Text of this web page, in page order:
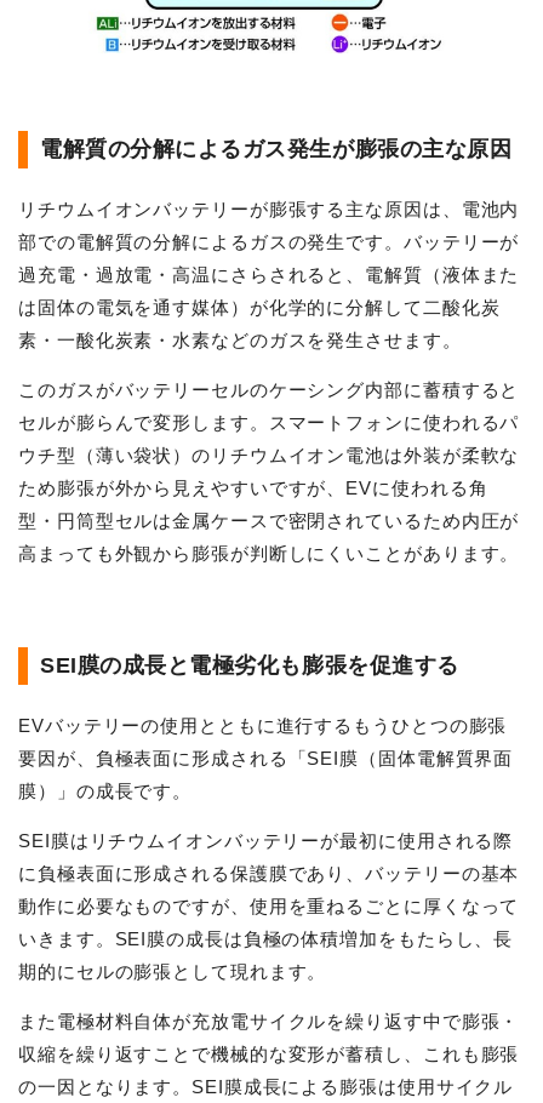
電解質の分解によるガス発生が膨張の主な原因
リチウムイオンバッテリーが膨張する主な原因は、電池内
部での電解質の分解によるガスの発生です。バッテリーが
過充電・過放電・高温にさらされると、電解質（液体また
は固体の電気を通す媒体）が化学的に分解して二酸化炭
素・一酸化炭素・水素などのガスを発生させます。
このガスがバッテリーセルのケーシング内部に蓄積すると
セルが膨らんで変形します。スマートフォンに使われるパ
ウチ型（薄い袋状）のリチウムイオン電池は外装が柔軟な
ため膨張が外から見えやすいですが、EVに使われる角
型・円筒型セルは金属ケースで密閉されているため内圧が
高まっても外観から膨張が判断しにくいことがあります。
SEI膜の成長と電極劣化も膨張を促進する
EVバッテリーの使用とともに進行するもうひとつの膨張
要因が、負極表面に形成される「SEI膜（固体電解質界面
膜）」の成長です。
SEI膜はリチウムイオンバッテリーが最初に使用される際
に負極表面に形成される保護膜であり、バッテリーの基本
動作に必要なものですが、使用を重ねるごとに厚くなって
いきます。SEI膜の成長は負極の体積増加をもたらし、長
期的にセルの膨張として現れます。
また電極材料自体が充放電サイクルを繰り返す中で膨張・
収縮を繰り返すことで機械的な変形が蓄積し、これも膨張
の一因となります。SEI膜成長による膨張は使用サイクル